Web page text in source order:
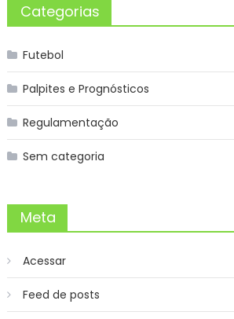
Categorias
Futebol
Palpites e Prognósticos
Regulamentação
Sem categoria
Meta
Acessar
Feed de posts